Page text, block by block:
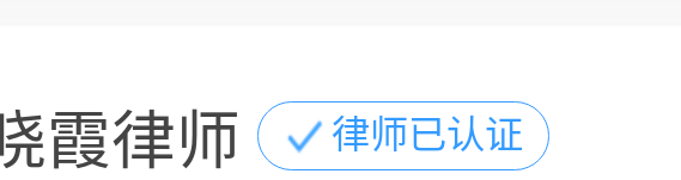
霞律师 律师已认证